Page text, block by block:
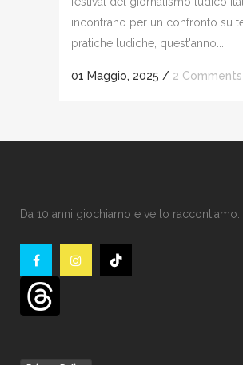
incontrano per un confronto su
pratiche ludiche, quest'anno...
01 Maggio, 2025 / 2 Comments
Da 10 anni giochiamo e ve lo raccontiamo.